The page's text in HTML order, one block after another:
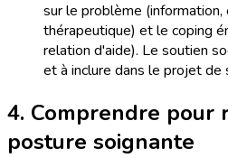
sur le problème (information,
thérapeutique) et le coping
relation d'aide). Le soutien
et à inclure dans le projet de
4. Comprendre pour
posture soignante